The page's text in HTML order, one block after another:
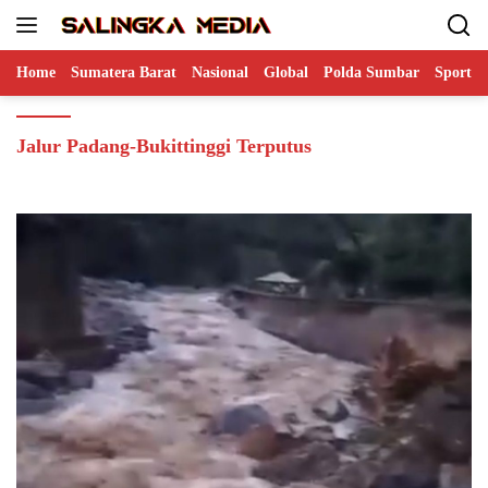
Home Sumatera Barat Nasional Global Polda Sumbar Sports
Jalur Padang-Bukittinggi Terputus